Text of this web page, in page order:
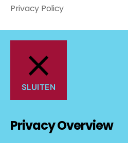
Privacy Policy
SLUITEN
Privacy Overview